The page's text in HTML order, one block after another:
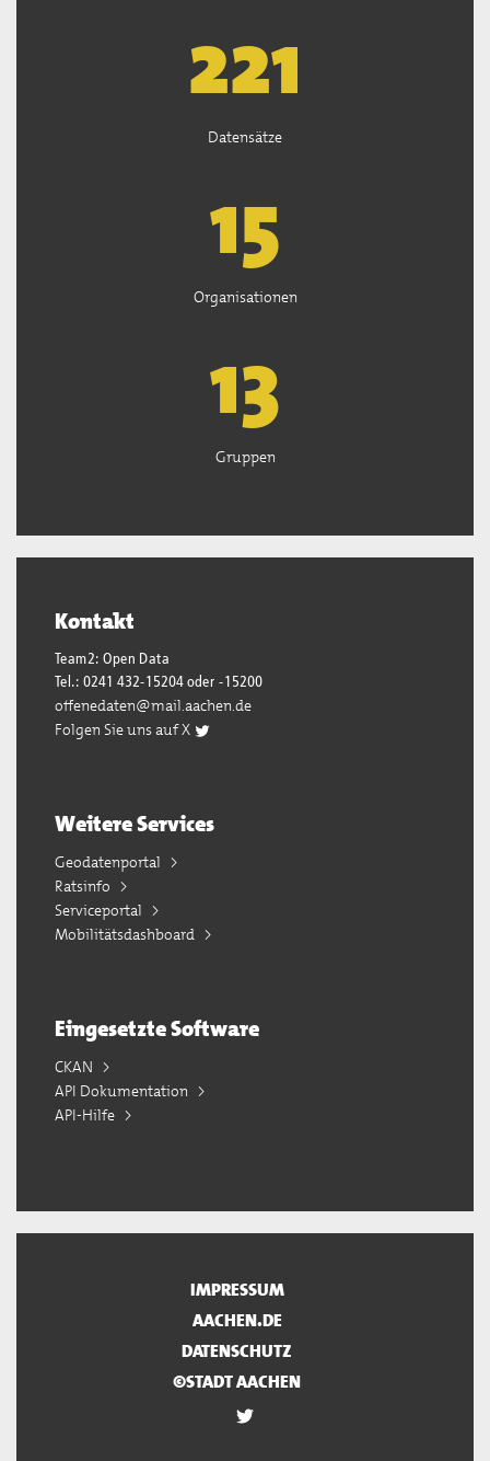
223
Datensätze
15
Organisationen
13
Gruppen
Kontakt
Team2: Open Data
Tel.: 0241 432-15204 oder -15200
offenedaten@mail.aachen.de
Folgen Sie uns auf X
Weitere Services
Geodatenportal
Ratsinfo
Serviceportal
Mobilitätsdashboard
Eingesetzte Software
CKAN
API Dokumentation
API-Hilfe
IMPRESSUM
AACHEN.DE
DATENSCHUTZ
©STADT AACHEN